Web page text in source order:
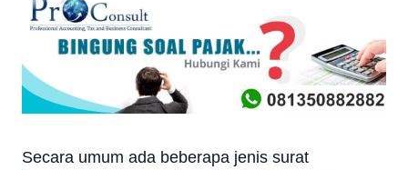
Secara umum ada beberapa jenis surat